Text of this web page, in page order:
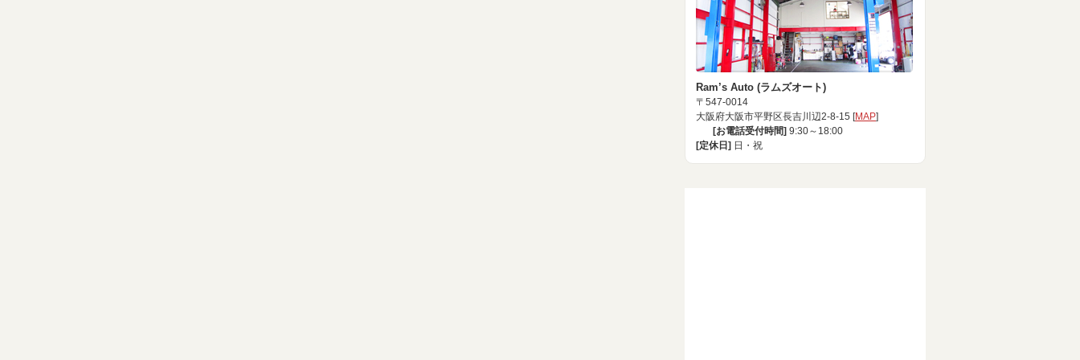
Ram’s Auto (ラムズオート)
〒547-0014
大阪府大阪市平野区長吉川辺2-8-15 [MAP]
[お電話受付時間] 9:30～18:00
[定休日] 日・祝